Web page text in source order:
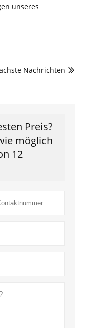
unseres

Nachrichten
Preis?
möglich
12